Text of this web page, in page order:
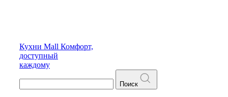
Кухни Mall Комфорт,
доступный
каждому
Поиск